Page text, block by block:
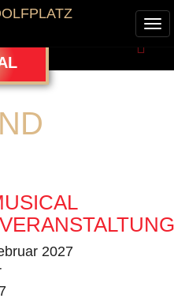
2027